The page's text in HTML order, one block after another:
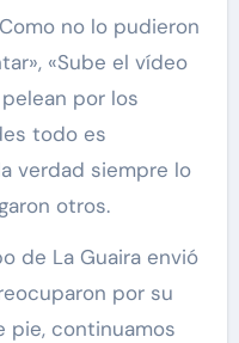
no lo pudieron
«Sube el vídeo
por los
todo es
verdad siempre lo
otros.
de La Guaira envió
por su
pie, continuamos